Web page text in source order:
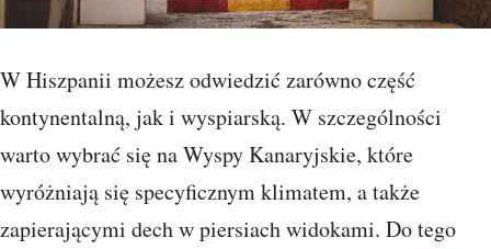
W Hiszpanii możesz odwiedzić zarówno część
kontynentalną, jak i wyspiarską. W szczególności
warto wybrać się na Wyspy Kanaryjskie, które
wyróżniają się specyficznym klimatem, a także
zapierającymi dech w piersiach widokami. Do tego